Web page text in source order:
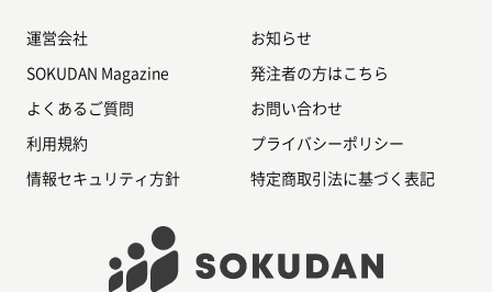
運営会社 お知らせ
SOKUDAN Magazine 発注者の方はこちら
よくあるご質問 お問い合わせ
利用規約 プライバシーポリシー
情報セキュリティ方針 特定商取引法に基づく表記